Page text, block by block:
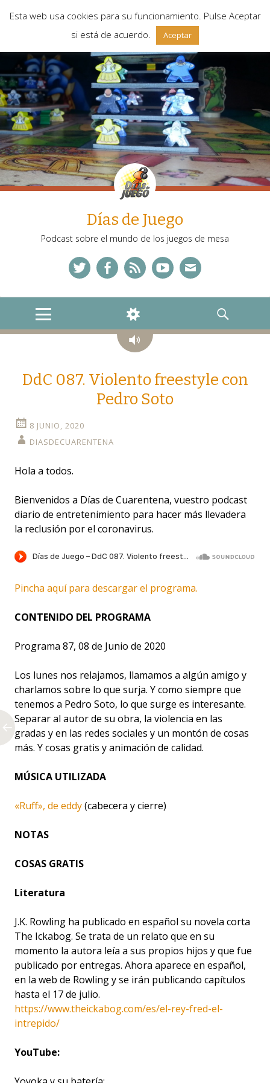
Días de Juego
Podcast sobre el mundo de los juegos de mesa
MENU
WIDGETS
SEARCH
Audio
DdC 087. Violento freestyle con
Pedro Soto
8 JUNIO, 2020
DIASDECUARENTENA
Hola a todos.
Bienvenidos a Días de Cuarentena, vuestro podcast
diario de entretenimiento para hacer más llevadera
la reclusión por el coronavirus.
Pincha aquí para descargar el programa.
CONTENIDO DEL PROGRAMA
Programa 87, 08 de Junio de 2020
Los lunes nos relajamos, llamamos a algún amigo y
charlamos sobre lo que surja. Y como siempre que
tenemos a Pedro Soto, lo que surge es interesante.
Separar al autor de su obra, la violencia en las
gradas y en las redes sociales y un montón de cosas
más. Y cosas gratis y animación de calidad.
MÚSICA UTILIZADA
«Ruff», de eddy(cabecera y cierre)
NOTAS
COSAS GRATIS
Literatura
J.K. Rowling ha publicado en español su novela corta
The Ickabog. Se trata de un relato que en su
momento la autora leía a sus propios hijos y que fue
publicado por entregas. Ahora aparece en español,
en la web de Rowling y se irán publicando capítulos
hasta el 17 de julio.
https://www.theickabog.com/es/el-rey-fred-el-
intrepido/
YouTube:
Esta web usa cookies para su funcionamiento. Pulse Aceptar
si está de acuerdo.
Aceptar